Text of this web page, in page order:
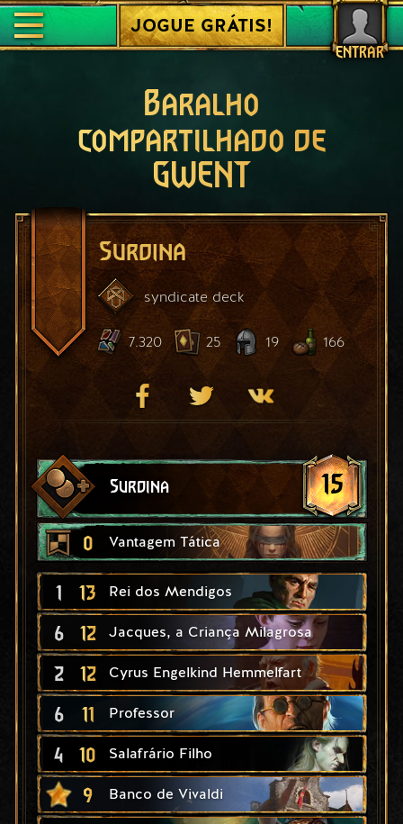
ENTRAR
JOGUE GRÁTIS!
Baralho
compartilhado de
GWENT
Surdina
syndicate deck
7.320 25 19 166
Surdina 15
0 Vantagem Tática
1 13 Rei dos Mendigos
6 12 Jacques, a Criança Milagrosa
2 12 Cyrus Engelkind Hemmelfart
6 11 Professor
4 10 Salafrário Filho
9 Banco de Vivaldi